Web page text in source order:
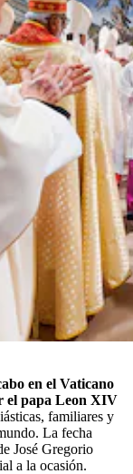
en el Vaticano
el papa Leon XIV
familiares y
La fecha
José Gregorio
a la ocasión.